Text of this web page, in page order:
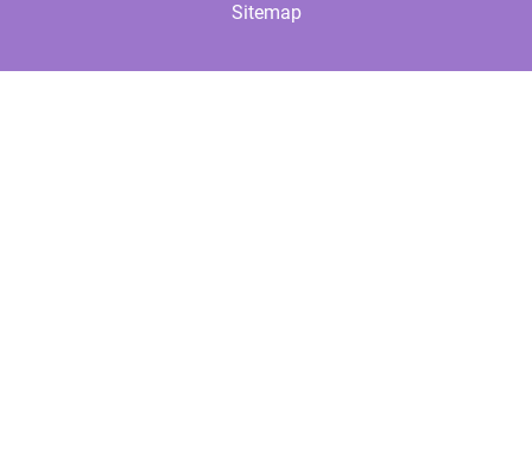
Sitemap